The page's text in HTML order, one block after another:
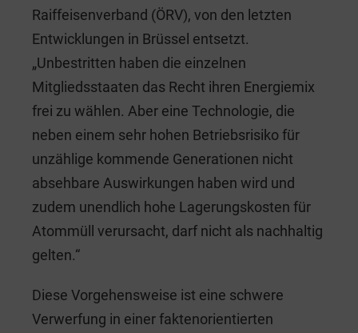
Raiffeisenverband (ÖRV), von den letzten
Entwicklungen in Brüssel entsetzt.
„Unbestritten haben die einzelnen
Mitgliedsstaaten das Recht ihren Energiemix
frei zu wählen. Aber eine Technologie, die
neben einem sehr hohen Betriebsrisiko für
unzählige kommende Generationen nicht
absehbare Auswirkungen haben wird und
zudem unendlich hohe Lagerungskosten für
Atommüll verursacht, darf nicht als nachhaltig
gelten.“
Diese Vorgehensweise ist eine schwere
Verwerfung in einer faktenorientierten